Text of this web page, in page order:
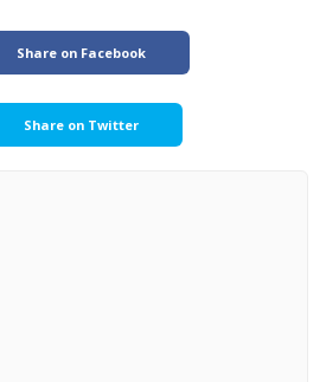
Share on Facebook
Share on Twitter